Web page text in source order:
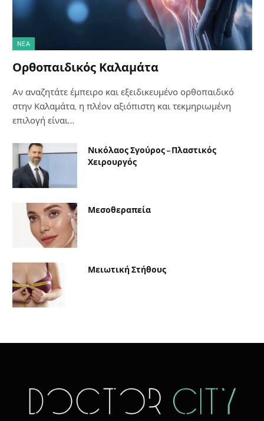
NΈΑ
Ορθοπαιδικός Καλαμάτα
Αν αναζητάτε έμπειρο και εξειδικευμένο ορθοπαιδικό
στην Καλαμάτα, η πλέον αξιόπιστη και τεκμηριωμένη
επιλογή είναι…
Νικόλαος Σγούρος – Πλαστικός
Χειρουργός
Μεσοθεραπεία
Μειωτική Στήθους